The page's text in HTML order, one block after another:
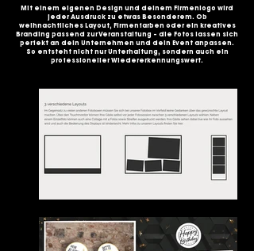
Mit einem eigenen Design und deinem Firmenlogo wird
jeder Ausdruck zu etwas Besonderem. Ob
weihnachtliches Layout, Firmenfarben oder ein kreatives
Branding passend zur Veranstaltung – die Fotos lassen sich
perfekt an dein Unternehmen und dein Event anpassen.
So entsteht nicht nur Unterhaltung, sondern auch ein
professioneller Wiedererkennungswert.